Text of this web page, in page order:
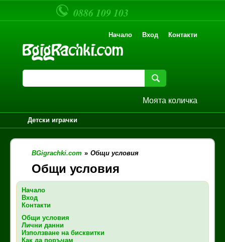
Начало Вход Контакти
Моята количка
Детски играчки
BGigrachki.com » Общи условия
Общи условия
Начало
Вход
Контакти
Общи условия
Лични данни
Използване на бисквитки
Как да поръчам
0886 109 103